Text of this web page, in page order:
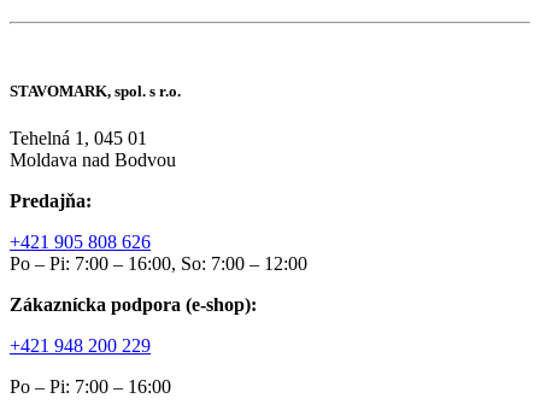
STAVOMARK, spol. s r.o.
Tehelná 1, 045 01
Moldava nad Bodvou
Predajňa:
+421 905 808 626
Po – Pi: 7:00 – 16:00, So: 7:00 – 12:00
Zákaznícka podpora (e-shop):
+421 948 200 229
Po – Pi: 7:00 – 16:00